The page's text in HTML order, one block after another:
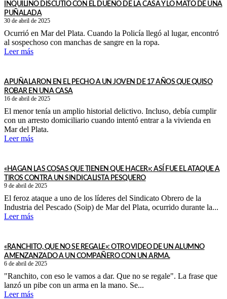
INQUILINO DISCUTIÓ CON EL DUEÑO DE LA CASA Y LO MATÓ DE UNA
PUÑALADA
30 de abril de 2025
Ocurrió en Mar del Plata. Cuando la Policía llegó al lugar, encontró
al sospechoso con manchas de sangre en la ropa.
Leer más
APUÑALARON EN EL PECHO A UN JOVEN DE 17 AÑOS QUE QUISO
ROBAR EN UNA CASA
16 de abril de 2025
El menor tenía un amplio historial delictivo. Incluso, debía cumplir
con un arresto domiciliario cuando intentó entrar a la vivienda en
Mar del Plata.
Leer más
«HAGAN LAS COSAS QUE TIENEN QUE HACER»: ASÍ FUE EL ATAQUE A
TIROS CONTRA UN SINDICALISTA PESQUERO
9 de abril de 2025
El feroz ataque a uno de los líderes del Sindicato Obrero de la
Industria del Pescado (Soip) de Mar del Plata, ocurrido durante la...
Leer más
«RANCHITO, QUE NO SE REGALE»: OTRO VIDEO DE UN ALUMNO
AMENZANZADO A UN COMPAÑERO CON UN ARMA.
6 de abril de 2025
"Ranchito, con eso le vamos a dar. Que no se regale". La frase que
lanzó un pibe con un arma en la mano. Se...
Leer más